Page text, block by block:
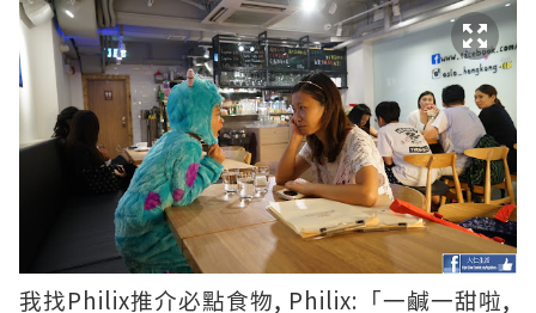
我找Philix推介必點食物, Philix: 「一鹹一甜啦,